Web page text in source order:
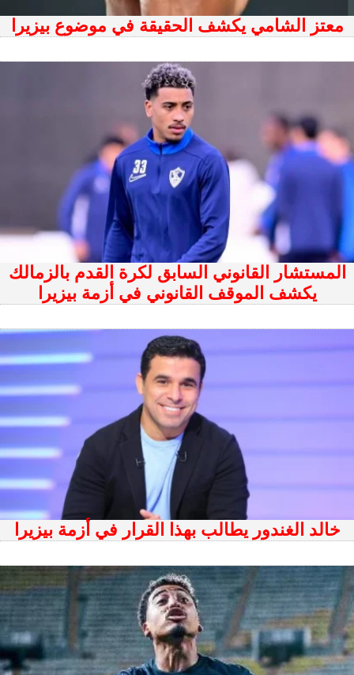
معتز الشامي يكشف الحقيقة في موضوع بيزيرا
المستشار القانوني السابق لكرة القدم بالزمالك
يكشف الموقف القانوني في أزمة بيزيرا
خالد الغندور يطالب بهذا القرار في أزمة بيزيرا